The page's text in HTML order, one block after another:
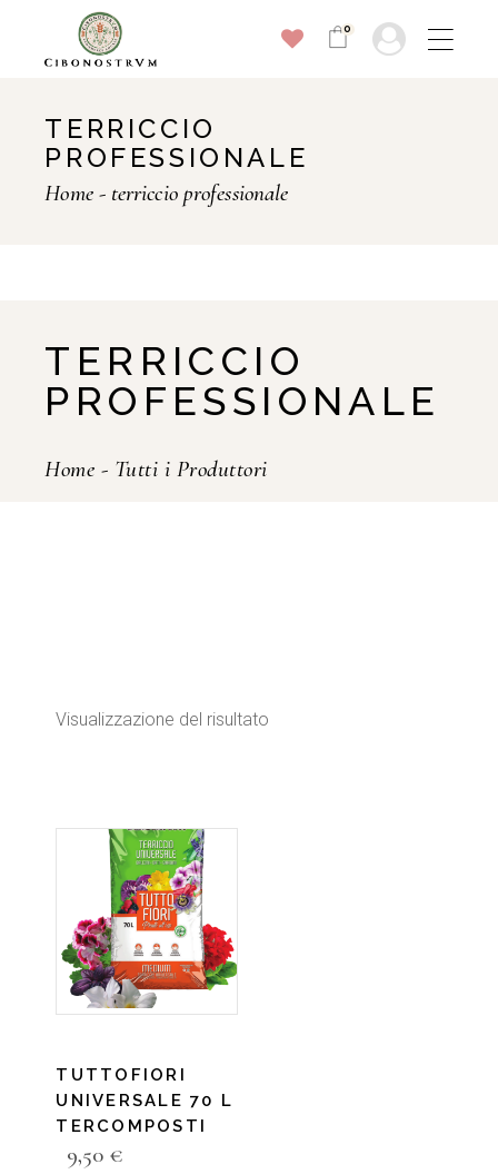
0
TERRICCIO
PROFESSIONALE
Home terriccio professionale
TERRICCIO
PROFESSIONALE
Home - Tutti i Produttori
Visualizzazione del risultato
TUTTOFIORI
UNIVERSALE 70 L
TERCOMPOSTI
9,50 €